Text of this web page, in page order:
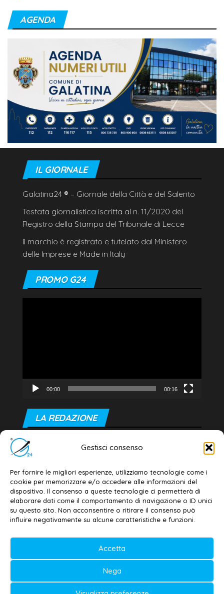
Gestisci consenso
Per fornire le migliori esperienze, utilizziamo tecnologie come i
cookie per memorizzare e/o accedere alle informazioni del
dispositivo. Il consenso a queste tecnologie ci permetterà di
elaborare dati come il comportamento di navigazione o ID unici
su questo sito. Non acconsentire o ritirare il consenso può
influire negativamente su alcune caratteristiche e funzioni.
Accetta
Nega
AGENDA
IL GIORNALE
Galatina24 ® – Giornale della Città e del Salento
Testata giornalistica iscritta al n. 11/2020 del
Registro della Stampa del Tribunale di Lecce
Il marchio è registrato e tutelato dal Ministero
delle Imprese e Made in Italy
PROMO G24
00:00 00:16
LA REDAZIONE
Editore e direttore responsabile:
Dott. Daniele G. Masciullo
Email: redazione@galatina24.it
Contatti –Disclaimer
Privacy policy –Cookie policy
Testata iscritta al n. 11/2020 Registro della
Stampa Tribunale di Lecce